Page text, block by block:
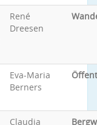
René
Dreesen
Eva-Maria
Berners
Claudia